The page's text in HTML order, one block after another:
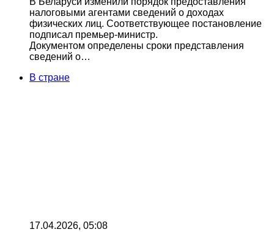
налоговыми агентами сведений о доходах
физических лиц. Соответствующее постановление
подписал премьер-министр.
Документом определены сроки представления
сведений о…
В стране
17.04.2026, 05:08